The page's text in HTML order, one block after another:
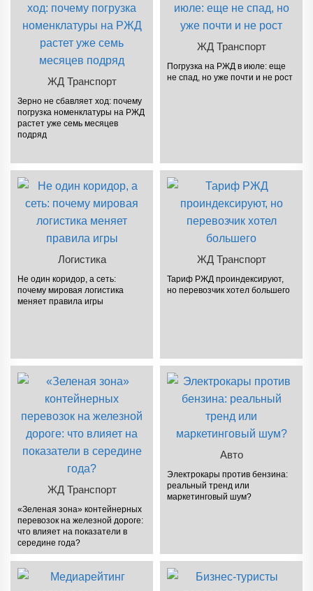
ЖД Транспорт
Зерно не сбавляет ход: почему
погрузка номенклатуры на РЖД
растет уже семь месяцев
подряд
ЖД Транспорт
Погрузка на РЖД в июле: еще
не спад, но уже почти и не рост
Логистика
Не один коридор, а сеть:
почему мировая логистика
меняет правила игры
ЖД Транспорт
Тариф РЖД проиндексируют,
но перевозчик хотел большего
ЖД Транспорт
«Зеленая зона» контейнерных
перевозок на железной дороге:
что влияет на показатели в
середине года?
Авто
Электрокары против бензина:
реальный тренд или
маркетинговый шум?